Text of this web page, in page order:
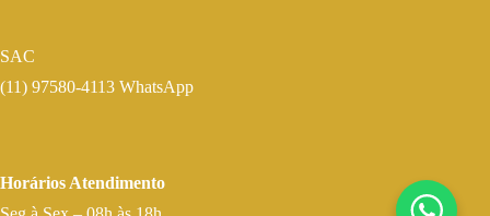
SAC
(11) 97580-4113 WhatsApp
Horários Atendimento